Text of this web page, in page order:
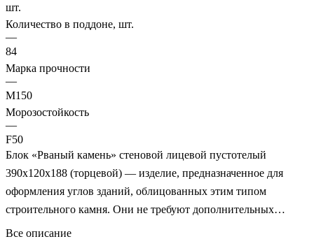
шт.
Количество в поддоне, шт.
—
84
Марка прочности
—
M150
Морозостойкость
—
F50
Блок «Рваный камень» стеновой лицевой пустотелый
390х120х188 (торцевой) — изделие, предназначенное для
оформления углов зданий, облицованных этим типом
строительного камня. Они не требуют дополнительных
отделочных работ или защитного покрытия, обеспечивая
Все описание